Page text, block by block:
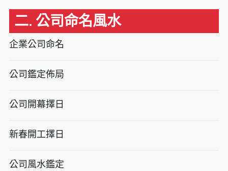
二. 公司命名風水
企業公司命名
公司鑑定佈局
公司開幕擇日
新春開工擇日
公司風水鑑定